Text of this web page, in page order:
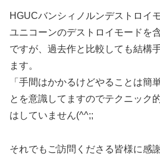
HGUCバンシィノルンデストロイ
ユニコーンのデストロイモードを
ですが、過去作と比較しても結構
ます。
「手間はかかるけどやることは簡
とを意識してますのでテクニック
はしていません(^^;;
それでもご訪問くださる皆様に感